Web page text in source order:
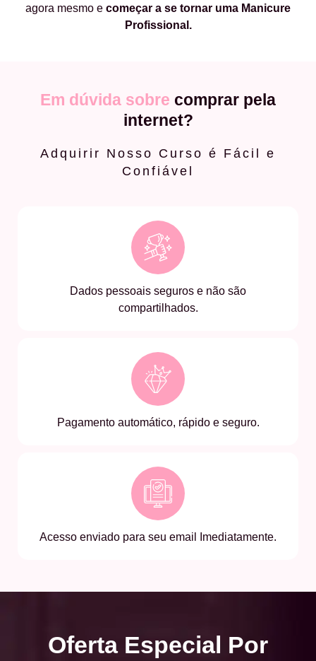
agora mesmo e começar a se tornar uma Manicure
Profissional.
Em dúvida sobre comprar pela
internet?
Adquirir Nosso Curso é Fácil e
Confiável
Dados pessoais seguros e não são
compartilhados.
Pagamento automático, rápido e seguro.
Acesso enviado para seu email Imediatamente.
Oferta Especial Por